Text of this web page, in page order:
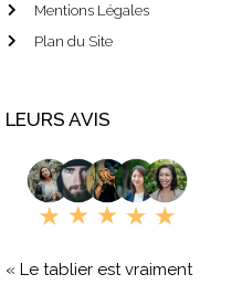
Mentions Légales
Plan du Site
LEURS AVIS
« Le tablier est vraiment